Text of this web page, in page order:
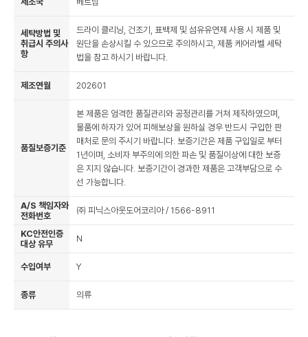
세탁방법 및
취급시 주의사
항
드라이 클리닝, 건조기, 표백제 및 섬유유연제 사용 시 제품 및
원단을 손상시킬 수 있으므로 주의하시고, 제품 케어라벨 세탁
법을 참고 하시기 바랍니다.
제조연월 202601
품질보증기준
본 제품은 엄격한 품질관리와 공정관리를 거쳐 제작하였으며,
물품에 하자가 있어 피해보상을 원하실 경우 반드시 구입한 판
매처로 문의 주시기 바랍니다. 보증기간은 제품 구입일로 부터
1년이며, 소비자 부주의에 의한 파손 및 품질이상에 대한 보증
은 지지 않습니다. 보증기간이 경과한 제품은 고객부담으로 수
선 가능합니다.
A/S 책임자와
전화번호
㈜ 피닉스아웃도어코리아 / 1566-8911
KC안전인증
대상 유무
N
수입여부 Y
종류 의류